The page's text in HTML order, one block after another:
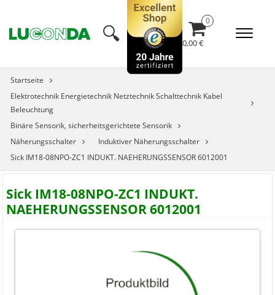
🔍︎ 0,00 €
Startseite
Elektrotechnik Energietechnik Netztechnik Schalttechnik Kabel
Beleuchtung
Binäre Sensorik, sicherheitsgerichtete Sensorik
Näherungsschalter
Induktiver Näherungsschalter
Sick IM18-08NPO-ZC1 INDUKT. NAEHERUNGSSENSOR 6012001
Sick IM18-08NPO-ZC1 INDUKT.
NAEHERUNGSSENSOR 6012001